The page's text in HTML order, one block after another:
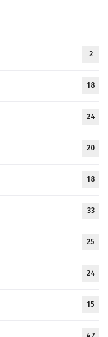
2
18
24
20
18
33
25
24
15